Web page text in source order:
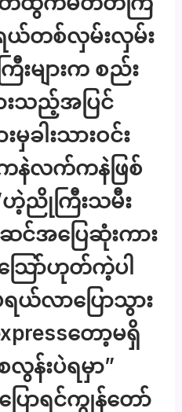
ယ်တစ်လှမ်းလှမ်း
းများက စည်း
းသည့်အပြင်
ခါးသားဝင်း
နဲလက်ကနဲဖြစ်
ဟဲ့ညိုကြီးသမီး
အပြေဆုံးကား
ြော်ဟုတ်ကဲ့ပါ
ယ်လာပြောသွား
တော့မရှိ
န်းပဲရမှာ”
ောရင်ကျွန်တော်